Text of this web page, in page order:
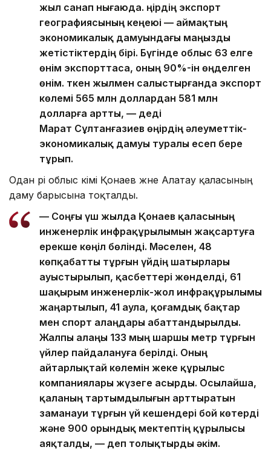
жыл санап нығаюда. Өңірдің экспорт
географиясының кеңеюі — аймақтың
экономикалық дамуындағы маңызды
жетістіктердің бірі. Бүгінде облыс 63 елге
өнім экспорттаса, оның 90%-ін өңделген
өнім. Өткен жылмен салыстырғанда экспорт
көлемі 565 млн доллардан 581 млн
долларға артты, — деді
Марат Сұлтанғазиев өңірдің әлеуметтік-
экономикалық дамуы туралы есеп бере
тұрып.
Одан әрі облыс әкімі Қонаев және Алатау қаласының
даму барысына тоқталды.
— Соңғы үш жылда Қонаев қаласының
инженерлік инфрақұрылымын жақсартуға
ерекше көңіл бөлінді. Мәселен, 48
көпқабатты тұрғын үйдің шатырлары
ауыстырылып, қасбеттері жөнделді, 61
шақырым инженерлік-жол инфрақұрылымы
жаңартылып, 41 аула, қоғамдық бақтар
мен спорт алаңдары абаттандырылды.
Жалпы алаңы 133 мың шаршы метр тұрғын
үйлер пайдалануға берілді. Оның
айтарлықтай көлемін жеке құрылыс
компаниялары жүзеге асырды. Осылайша,
қаланың тартымдылығын арттыратын
заманауи тұрғын үй кешендері бой көтерді
және 900 орындық мектептің құрылысы
аяқталды, — деп толықтырды әкім.